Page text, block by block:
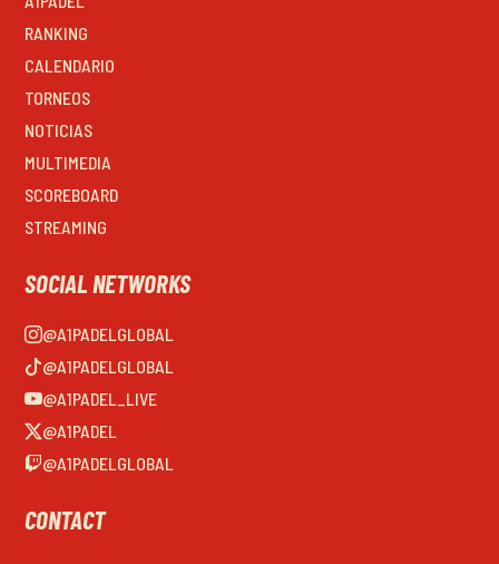
RANKING
CALENDARIO
TORNEOS
NOTICIAS
MULTIMEDIA
SCOREBOARD
STREAMING
SOCIAL NETWORKS
@A1PADELGLOBAL
@A1PADELGLOBAL
@A1PADEL_LIVE
@A1PADEL
@A1PADELGLOBAL
CONTACT